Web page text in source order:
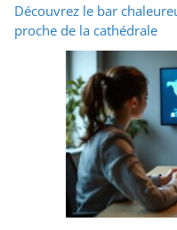
Découvrez le bar
proche de la cathédrale